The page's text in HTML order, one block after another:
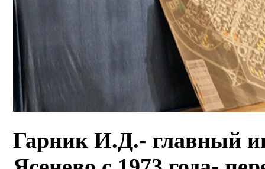
Гарник И.Д.- главный